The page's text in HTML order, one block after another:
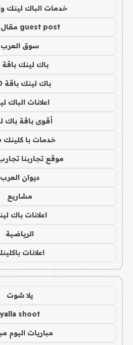
خدمات الباك لينك
guest post مقال ضيف
سوق العرب
باك لينك باقة 20
باك لينك باقة 100
اعلانات الباك
أقوى باقة باك
خدمات با كلينك 2026
موقع تجاربنا
ديوان العرب
مشاريع
اعلانات باك
الرياضية
اعلانات
يلا شوت
yalla shoot
مباريات اليوم